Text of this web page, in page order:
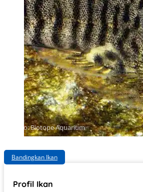
Photo: Biotope Aquarium
Bandingkan Ikan
Profil Ikan